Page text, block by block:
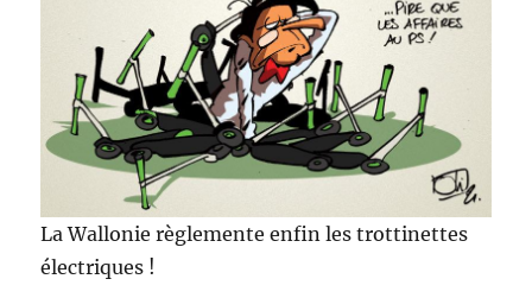
La Wallonie règlemente enfin les trottinettes
électriques !